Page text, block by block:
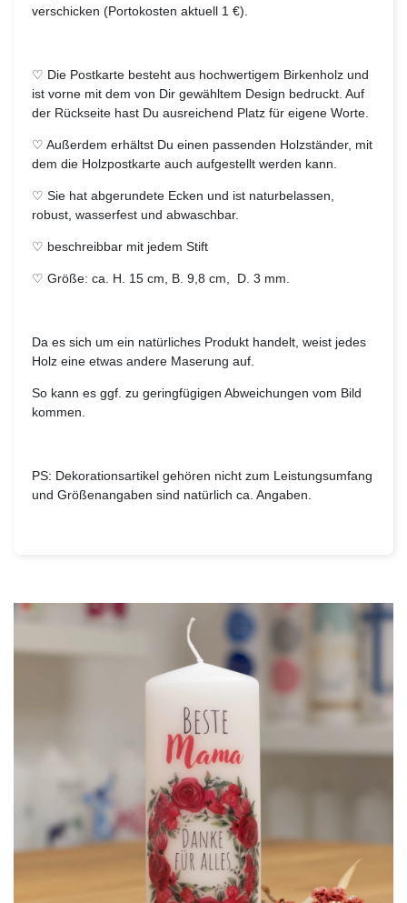
verschicken (Portokosten aktuell 1 €).
♡ Die Postkarte besteht aus hochwertigem Birkenholz und
ist vorne mit dem von Dir gewähltem Design bedruckt. Auf
der Rückseite hast Du ausreichend Platz für eigene Worte.
♡ Außerdem erhältst Du einen passenden Holzständer, mit
dem die Holzpostkarte auch aufgestellt werden kann.
♡ Sie hat abgerundete Ecken und ist naturbelassen,
robust, wasserfest und abwaschbar.
♡ beschreibbar mit jedem Stift
♡ Größe: ca. H. 15 cm, B. 9,8 cm, D. 3 mm.
Da es sich um ein natürliches Produkt handelt, weist jedes
Holz eine etwas andere Maserung auf.
So kann es ggf. zu geringfügigen Abweichungen vom Bild
kommen.
PS: Dekorationsartikel gehören nicht zum Leistungsumfang
und Größenangaben sind natürlich ca. Angaben.